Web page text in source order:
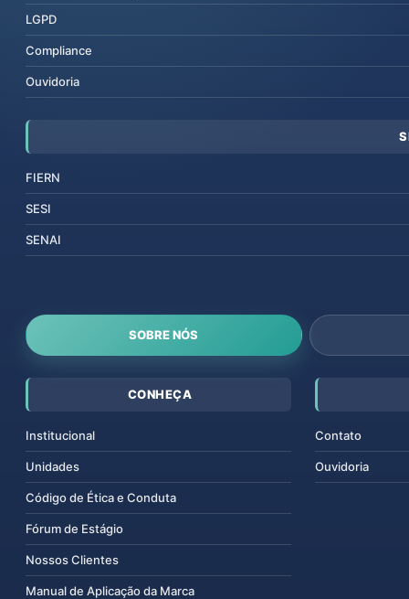
LGPD
Compliance
Ouvidoria
FIERN
SESI
SENAI
SOBRE NÓS
CONHEÇA
Institucional
Unidades
Código de Ética e Conduta
Fórum de Estágio
Nossos Clientes
Manual de Aplicação da Marca
Contato
Ouvidoria